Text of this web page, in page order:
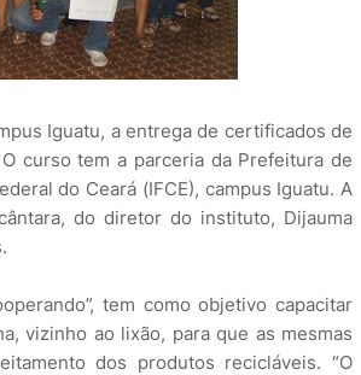
Iguatu, a entrega de certificados de
curso tem a parceria da Prefeitura de
do Ceará (IFCE), campus Iguatu. A
do diretor do instituto, Dijauma
tem como objetivo capacitar
vizinho ao lixão, para que as mesmas
dos produtos recicláveis. “O